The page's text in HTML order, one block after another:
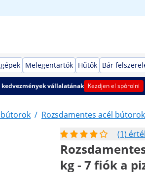
Melegentartók Hűtők Bár
vállalatának Kezdjen el spórolni
/ Rozsdamentes acél bútorok
(1)
kg - 7 fiók a